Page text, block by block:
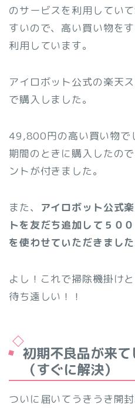
のサービスを利用してい
すいので、高い買い物を
利用しています。
アイロボット公式の楽天
で購入しました。
49,800円の高い買い物で
期間のときに購入したの
ントが付きました。
また、
アイロボット公式
トを友だち追加して５０
を使わせていただきました
よし！これで掃除機掛け
待ち遠しい！！
初期不良品が来
（すぐに解決）
ついに届いてうきうき開